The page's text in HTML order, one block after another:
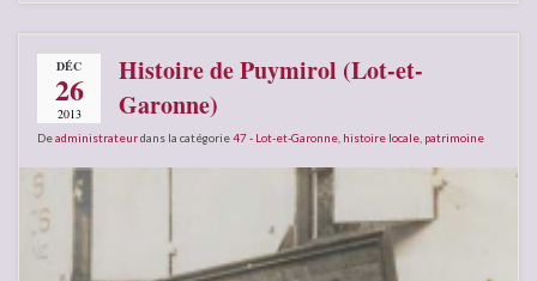
DÉC
26
2013
Histoire de Puymirol (Lot-et-
Garonne)
Deadministrateurdans la catégorie47 - Lot-et-Garonne histoire locale patrimoine